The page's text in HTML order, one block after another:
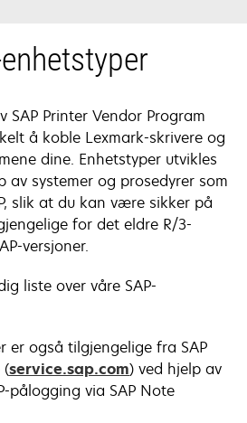
SAP Printer Vendor Program
å koble Lexmark-skrivere og
dine. Enhetstyper utvikles
av systemer og prosedyrer som
slik at du kan være sikker på
for det eldre R/3-
versjoner.
liste over våre SAP-
er også tilgjengelige fra SAP
(service.sap.comopens
in
) ved hjelp av
pålogging via SAP Note